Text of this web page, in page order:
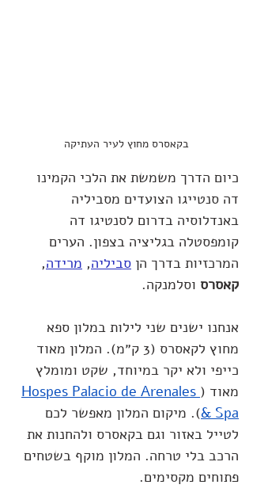
בקאסרס מחוץ לעיר העתיקה
כיום הדרך משמשת את הלכי הקמינו
דה סנטייגו הצועדים מסביליה
באנדלוסיה בדרום לסנטיגו דה
קומפסטלה בגליציה בצפון. הערים
המרכזיות בדרך הן סביליה, מרידה,
קאסרס וסלמנקה.
אנחנו ישנים שני לילות במלון ספא
מחוץ לקאסרס (3 ק״מ). המלון מאוד
כייפי ולא יקר במיוחד, שקט ומומלץ
מאוד ( Hospes Palacio de Arenales
& Spa). מיקום המלון מאפשר לכם
לטייל באזור וגם בקאסרס ולהחנות את
הרכב בלי טרחה. המלון מוקף בשטחים
פתוחים מקסימים.